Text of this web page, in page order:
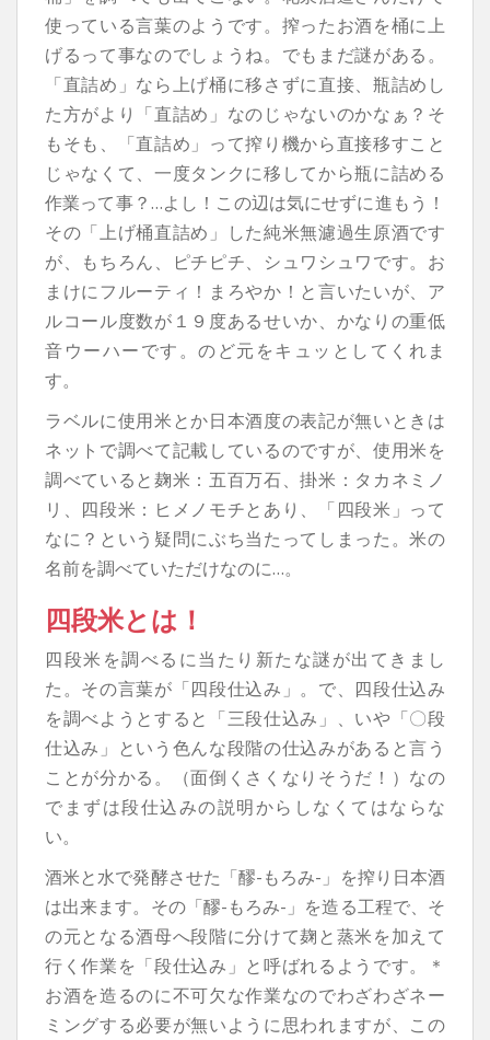
使っている言葉のようです。搾ったお酒を桶に上
げるって事なのでしょうね。でもまだ謎がある。
「直詰め」なら上げ桶に移さずに直接、瓶詰めし
た方がより「直詰め」なのじゃないのかなぁ？そ
もそも、「直詰め」って搾り機から直接移すこと
じゃなくて、一度タンクに移してから瓶に詰める
作業って事？…よし！この辺は気にせずに進もう！
その「上げ桶直詰め」した純米無濾過生原酒です
が、もちろん、ピチピチ、シュワシュワです。お
まけにフルーティ！まろやか！と言いたいが、ア
ルコール度数が１９度あるせいか、かなりの重低
音ウーハーです。のど元をキュッとしてくれま
す。
ラベルに使用米とか日本酒度の表記が無いときは
ネットで調べて記載しているのですが、使用米を
調べていると麹米：五百万石、掛米：タカネミノ
リ、四段米：ヒメノモチとあり、「四段米」って
なに？という疑問にぶち当たってしまった。米の
名前を調べていただけなのに…。
四段米とは！
四段米を調べるに当たり新たな謎が出てきまし
た。その言葉が「四段仕込み」。で、四段仕込み
を調べようとすると「三段仕込み」、いや「〇段
仕込み」という色んな段階の仕込みがあると言う
ことが分かる。（面倒くさくなりそうだ！）なの
でまずは段仕込みの説明からしなくてはならな
い。
酒米と水で発酵させた「醪-もろみ-」を搾り日本酒
は出来ます。その「醪-もろみ-」を造る工程で、そ
の元となる酒母へ段階に分けて麹と蒸米を加えて
行く作業を「段仕込み」と呼ばれるようです。＊
お酒を造るのに不可欠な作業なのでわざわざネー
ミングする必要が無いように思われますが、この